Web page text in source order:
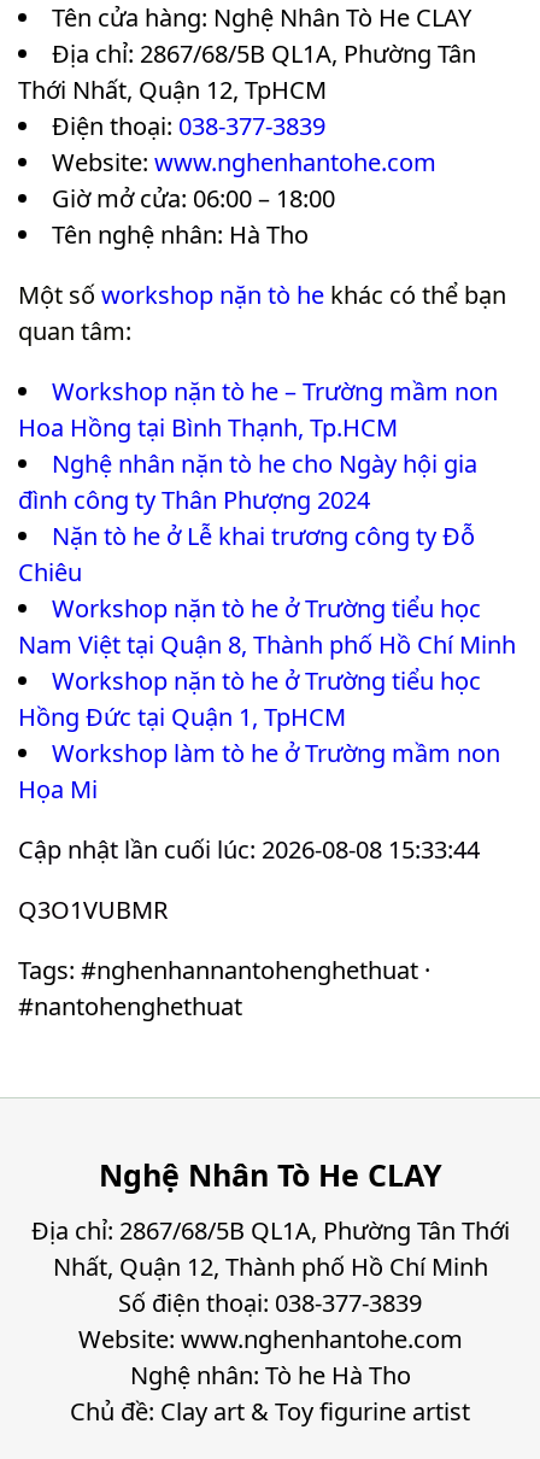
Tên cửa hàng: Nghệ Nhân Tò He CLAY
Địa chỉ: 2867/68/5B QL1A, Phường Tân
Thới Nhất, Quận 12, TpHCM
Điện thoại: 038-377-3839
Website: www.nghenhantohe.com
Giờ mở cửa: 06:00 – 18:00
Tên nghệ nhân: Hà Tho
Một sốworkshop nặn tò he khác có thể bạn
quan tâm:
Workshop nặn tò he – Trường mầm non
Hoa Hồng tại Bình Thạnh, Tp.HCM
Nghệ nhân nặn tò he cho Ngày hội gia
đình công ty Thân Phượng 2024
Nặn tò he ở Lễ khai trương công ty Đỗ
Chiêu
Workshop nặn tò he ở Trường tiểu học
Nam Việt tại Quận 8, Thành phố Hồ Chí Minh
Workshop nặn tò he ở Trường tiểu học
Hồng Đức tại Quận 1, TpHCM
Workshop làm tò he ở Trường mầm non
Họa Mi
Cập nhật lần cuối lúc: 2026-08-08 15:33:44
Q3O1VUBMR
Tags: #nghenhannantohenghethuat ·
#nantohenghethuat
Nghệ Nhân Tò He CLAY
Địa chỉ: 2867/68/5B QL1A, Phường Tân Thới
Nhất, Quận 12, Thành phố Hồ Chí Minh
Số điện thoại: 038-377-3839
Website: www.nghenhantohe.com
Nghệ nhân: Tò he Hà Tho
Chủ đề: Clay art & Toy figurine artist